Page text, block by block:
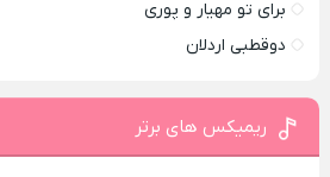
برای تو مهیار و پوری
دوقطبی اردلان
ریمیکس های برتر